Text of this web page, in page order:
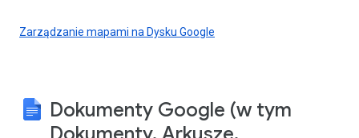
Zarządzanie mapami na Dysku Google
Dokumenty Google (w tym